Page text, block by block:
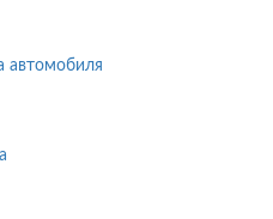
автомобиля